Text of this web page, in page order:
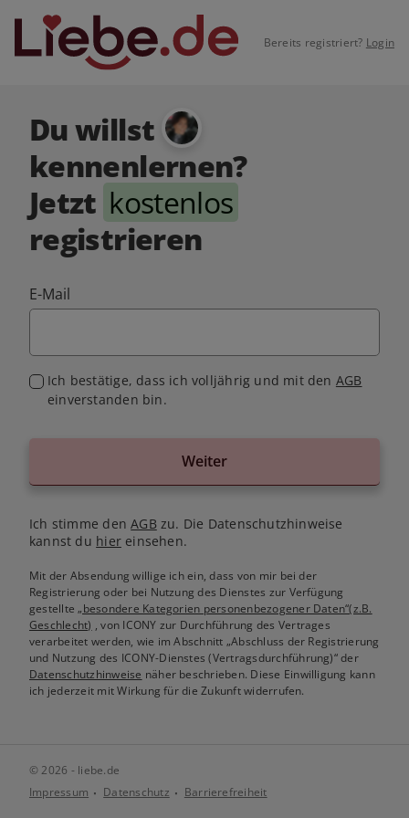
Bereits registriert? Login
Du willst
kennenlernen?
Jetzt kostenlos
registrieren
E-Mail
Ich bestätige, dass ich volljährig und mit den AGB
einverstanden bin.
Weiter
Ich stimme denAGB zu. Die Datenschutzhinweise
kannst du hiereinsehen.
Mit der Absendung willige ich ein, dass von mir bei der
Registrierung oder bei Nutzung des Dienstes zur Verfügung
gestellte„besondere Kategorien personenbezogener Daten“(z.B.
Geschlecht) , von ICONY zur Durchführung des Vertrages
verarbeitet werden, wie im Abschnitt „Abschluss der Registrierung
und Nutzung des ICONY-Dienstes (Vertragsdurchführung)“ der
Datenschutzhinweise näher beschrieben. Diese Einwilligung kann
ich jederzeit mit Wirkung für die Zukunft widerrufen.
© 2026 - liebe.de
Impressum
Datenschutz Barrierefreiheit